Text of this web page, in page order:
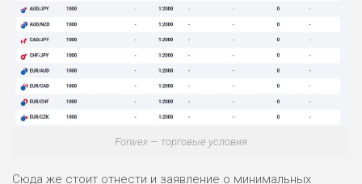
РИСКИ: СРЕДНИЕ
ДОХОД: ВЫСОКИЙ
ОБЗОР
ПОДОЙДЕТ
Forwex — торговые условия
Сюда же стоит отнести и заявление о минимальных